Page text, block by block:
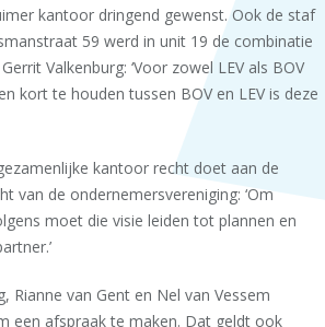
kantoor dringend gewenst. Ook de staf
59 werd in unit 19 de combinatie
Valkenburg: ‘Voor zowel LEV als BOV
kort te houden tussen BOV en LEV is deze
kantoor recht doet aan de
van de ondernemersvereniging: ‘Om
moet die visie leiden tot plannen en
Rianne van Gent en Nel van Vessem
een afspraak te maken. Dat geldt ook